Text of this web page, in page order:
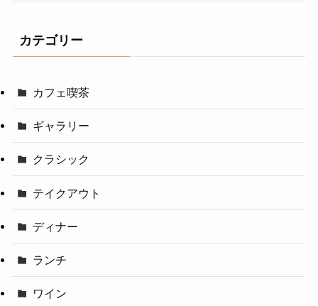
カテゴリー
カフェ喫茶
ギャラリー
クラシック
テイクアウト
ディナー
ランチ
ワイン